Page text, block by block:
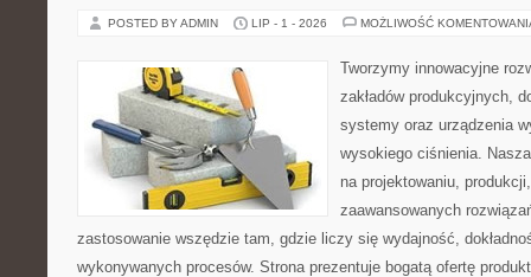
POSTED BY ADMIN LIP - 1 - 2026 MOŻLIWOŚĆ
Tworzymy innowacyjne
zakładów produkcyjnych,
systemy oraz urządzenia
wysokiego ciśnienia.
na projektowaniu,
zaawansowanych
zastosowanie wszędzie tam, gdzie liczy się wydajność,
wykonywanych procesów. Strona prezentuje bogatą ofertę